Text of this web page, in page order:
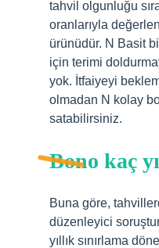
tahvil olgunluğu
oranlarıyla
ürünüdür. N Basit
için terimi
yok. İtfaiyeyi
olmadan N kolay
satabilirsiniz.
Bono kaç
Buna göre,
düzenleyici
yıllık sınırlama